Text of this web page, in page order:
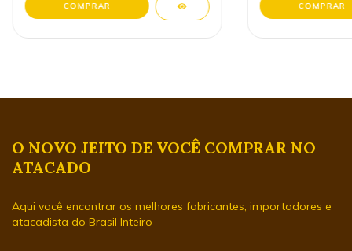
O NOVO JEITO DE VOCÊ COMPRAR NO
ATACADO
Aqui você encontrar os melhores fabricantes, importadores e
atacadista do Brasil Inteiro